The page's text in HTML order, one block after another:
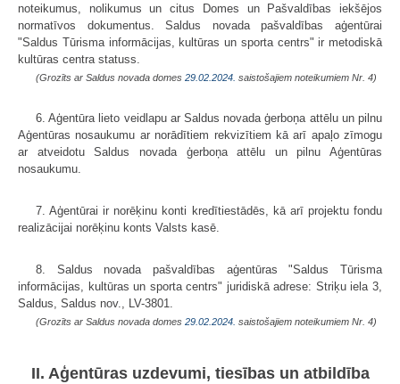
noteikumus, nolikumus un citus Domes un Pašvaldības iekšējos
normatīvos dokumentus. Saldus novada pašvaldības aģentūrai
"Saldus Tūrisma informācijas, kultūras un sporta centrs" ir metodiskā
kultūras centra statuss.
(Grozīts ar Saldus novada domes 29.02.2024. saistošajiem noteikumiem Nr. 4)
6. Aģentūra lieto veidlapu ar Saldus novada ģerboņa attēlu un pilnu
Aģentūras nosaukumu ar norādītiem rekvizītiem kā arī apaļo zīmogu
ar atveidotu Saldus novada ģerboņa attēlu un pilnu Aģentūras
nosaukumu.
7. Aģentūrai ir norēķinu konti kredītiestādēs, kā arī projektu fondu
realizācijai norēķinu konts Valsts kasē.
8. Saldus novada pašvaldības aģentūras "Saldus Tūrisma
informācijas, kultūras un sporta centrs" juridiskā adrese: Striķu iela 3,
Saldus, Saldus nov., LV-3801.
(Grozīts ar Saldus novada domes 29.02.2024. saistošajiem noteikumiem Nr. 4)
II. Aģentūras uzdevumi, tiesības un atbildība